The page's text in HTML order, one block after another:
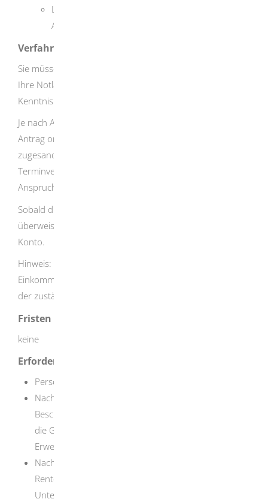
Leistungen nach dem
Asylbewerberleistungsgesetz
Verfahrensablauf
Sie müssen das Sozialamt schriftlich oder mündlich über
Ihre Notlage in Kenntnis setzen, da frühestens ab
Kenntnis der Notlage ein Anspruch bestehen kann.
Je nach Angebot Ihrer zuständigen Stelle können Sie den
Antrag online stellen, das Antragsformular kann Ihnen
zugesandt werden oder Sie können - nach vorheriger
Terminvereinbarung - auch ein Beratungsgespräch in
Anspruch nehmen und den Antrag persönlich abgeben.
Sobald die zuständige Stelle Ihren Antrag bewilligt hat,
überweist sie Ihnen das Geld am Monatsanfang auf Ihr
Konto.
Hinweis: Sie sind verpflichtet, alle Änderungen Ihrer
Einkommens- und Vermögensverhältnisse unverzüglich
der zuständigen Stelle mitzuteilen.
Fristen
keine
Erforderliche Unterlagen
Personalausweis oder Reisepass
Nachweise zur Erwerbsfähigkeit (zum Beispiel
Bescheid der Deutschen Rentenversicherung über
die Gewährung einer Rente wegen voller
Erwerbsminderung auf Zeit)
Nachweise über das Einkommen wie beispielsweise
Renten, Krankengeld, Kindergeld, Unterhalt,
Unterhaltsvorschuss